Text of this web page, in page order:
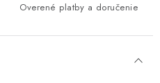
Overené platby a doručenie